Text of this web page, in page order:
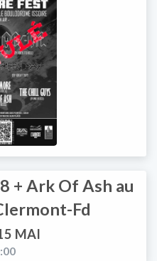
+ Ark Of Ash au
Fd
MAI